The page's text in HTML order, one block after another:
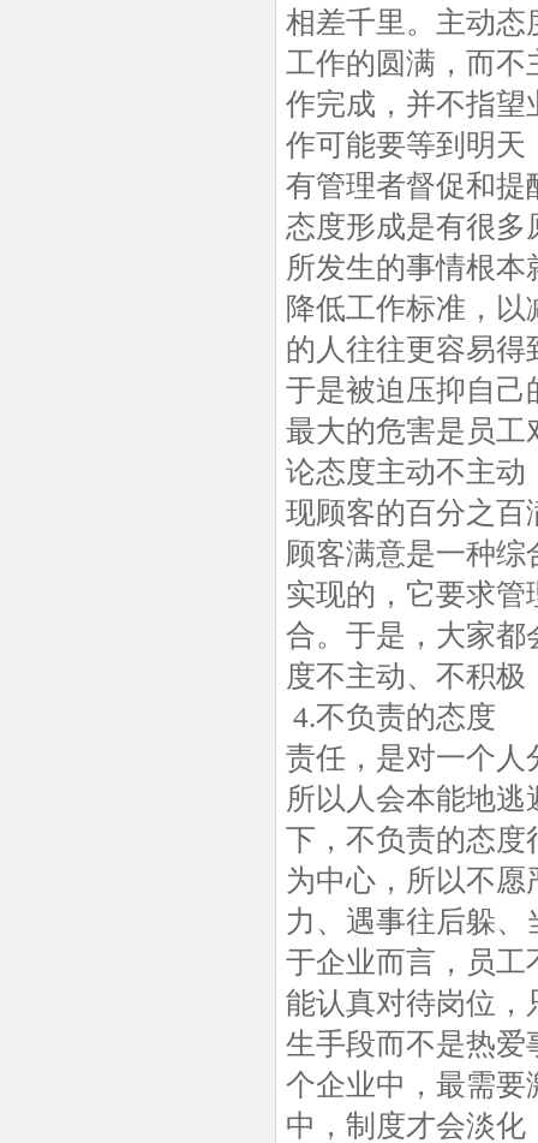
相差千里。主动态
工作的圆满，而不
作完成，并不指望
作可能要等到明天
有管理者督促和提
态度形成是有很
所发生的事情根
降低工作标准，
的人往往更容易
于是被迫压抑自己
最大的危害是员工
论态度主动不主动
现顾客的百分之百
顾客满意是一种
实现的，它要求
合。于是，大家都
度不主动、不积
4.不负责的态度
责任，是对一个人
所以人会本能地
下，不负责的态度
为中心，所以不
力、遇事往后躲
于企业而言，员工
能认真对待岗位，
生手段而不是热爱
个企业中，最需要
中，制度才会淡